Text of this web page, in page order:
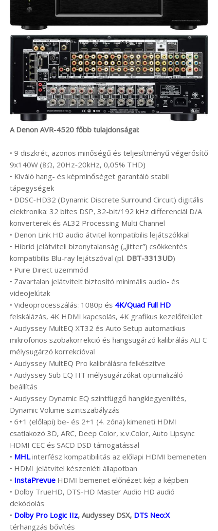
A Denon AVR-4520 főbb tulajdonságai:
• 9 diszkrét, azonos minőségű és teljesítményű végerősítő
9x140W (8Ω, 20Hz-20kHz, 0,05% THD)
• Kiváló hang- és képminőséget garantáló stabil
tápegységek
• DDSC-HD32 (Dynamic Discrete Surround Circuit) digitális
elektronika: 32 bites DSP, 32-bit/192 kHz differenciál D/A
konverterek és AL32 Processing Multi Channel
• Denon Link HD audio átvitel kompatibilis lejátszókkal
• Hibrid jelátviteli bizonytalanság („Jitter”) csökkentés
kompatibilis Blu-ray lejátszóval (pl. DBT-3313UD)
• Pure Direct üzemmód
• Zavartalan jelátvitelt biztosító minimális audio- és
videojelútak
• Videoprocesszálás: 1080p és 4K/Quad Full HD
felskálázás, 4K HDMI kapcsolás, 4K grafikus kezelőfelület
• Audyssey MultEQ XT32 és Auto Setup automatikus
mikrofonos szobakorrekció és hangsugárzó kalibrálás ALFC
mélysugárzó korrekcióval
• Audyssey MultEQ Pro kalibrálásra felkészítve
• Audyssey Sub EQ HT mélysugárzókat optimalizáló
beállítás
• Audyssey Dynamic EQ szintfüggő hangkiegyenlítés,
Dynamic Volume szintszabályzás
• 6+1 (előlapi) be- és 2+1 (4. zóna) kimeneti HDMI
csatlakozó 3D, ARC, Deep Color, x.v.Color, Auto Lipsync
HDMI CEC és SACD DSD támogatással
• MHLinterfész kompatibilitás az előlapi HDMI bemeneten
• HDMI jelátvitel készenléti állapotban
• InstaPrevue HDMI bemenet előnézet kép a képben
• Dolby TrueHD, DTS-HD Master Audio HD audió
dekódolás
• Dolby Pro Logic IIz, Audyssey DSX, DTS Neo:X
térhangzás bővítés